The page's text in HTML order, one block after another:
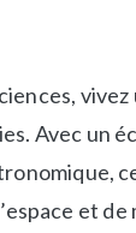
Avec un
et